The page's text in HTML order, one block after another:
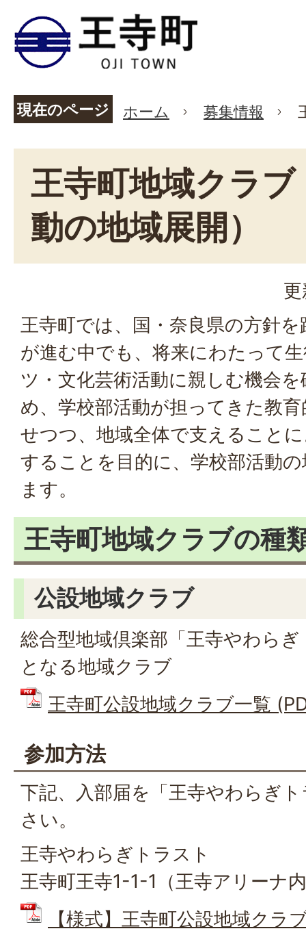
現在のページ ホーム 募集情報
王寺町地域クラブ
動の地域展開）
王寺町では、国・奈良県の方針
が進む中でも、将来にわたって
ツ・文化芸術活動に親しむ機会
め、学校部活動が担ってきた教
せつつ、地域全体で支えること
することを目的に、学校部活動
ます。
王寺町地域クラブの種
公設地域クラブ
総合型地域倶楽部「王寺やわら
となる地域クラブ
王寺町公設地域クラブ一覧
参加方法
下記、入部届を「王寺やわらぎ
さい。
王寺やわらぎトラスト
王寺町王寺1-1-1（王寺アリーナ
【様式】王寺町公設地域クラ